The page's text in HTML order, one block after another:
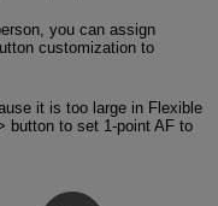
you can assign
customization to
it is too large in Flexible
button to set 1-point AF to